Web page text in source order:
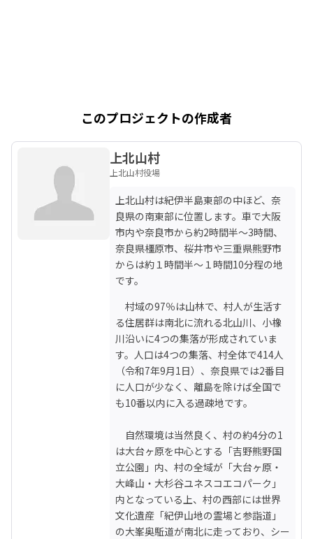
このプロジェクトの作成者
上北山村
上北山村役場
上北山村は紀伊半島東部の中ほど、奈
良県の南東部に位置します。車で大阪
市内や奈良市から約2時間半～3時間、
奈良県橿原市、桜井市や三重県熊野市
からは約１時間半～１時間10分程の地
です。
村域の97％は山林で、村人が生活す
る住居群は南北に流れる北山川、小橡
川沿いに4つの集落が形成されていま
す。人口は4つの集落、村全体で414人
（令和7年9月1日）、奈良県では2番目
に人口が少なく、離島を除けば全国で
も10番以内に入る過疎地です。
自然環境は当然良く、村の約4分の1
は大台ヶ原を中心とする「吉野熊野国
立公園」内、村の全域が「大台ヶ原・
大峰山・大杉谷ユネスコエコパーク」
内となっている上、村の西部には世界
文化遺産「紀伊山地の霊場と参詣道」
の大峯奥駈道が南北に走っており、シー